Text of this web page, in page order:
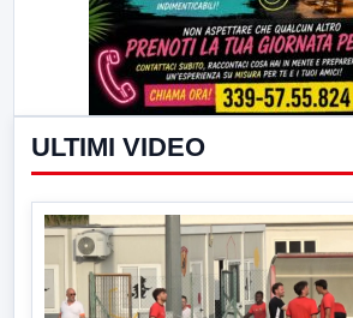
ULTIMI VIDEO